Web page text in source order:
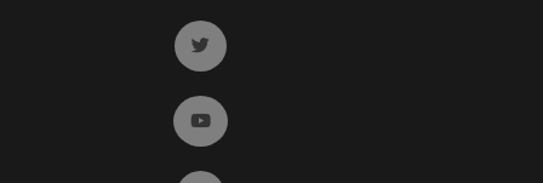
Ir a twitter (abre en ventana nueva)
Ir a YouTube (abre en ventana nueva)